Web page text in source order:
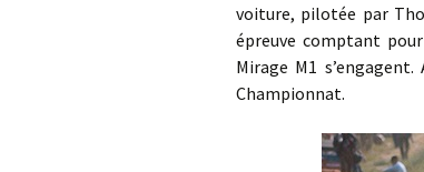
voiture, pilotée par
épreuve comptant
Mirage M1
Championnat.